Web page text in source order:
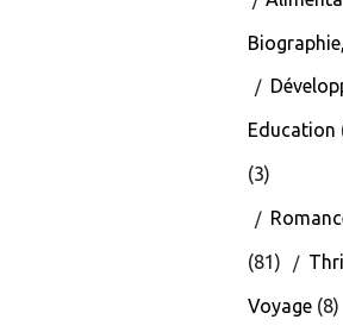
Education
(3)
(81)
Voyage(8)